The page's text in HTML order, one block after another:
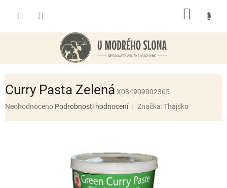
Curry Pasta Zelená X084909002365
Průměrné
Neohodnoceno Podrobnosti hodnocení Značka:Thajsko